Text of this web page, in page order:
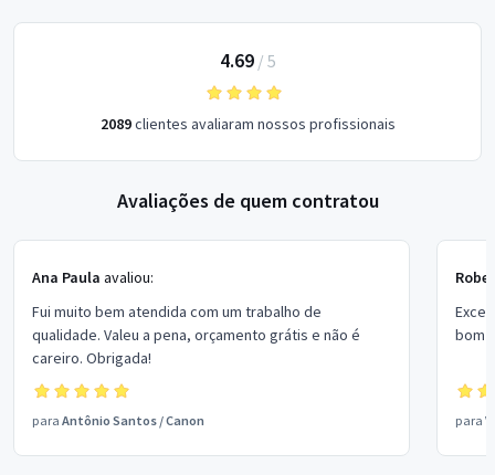
4.69/ 5
2089clientes avaliaram nossos profissionais
Avaliações de quem contratou
Ana Paula avaliou:
Fui muito bem atendida com um trabalho de
qualidade. Valeu a pena, orçamento grátis e não é
careiro. Obrigada!
para Antônio Santos /Canon
bom
para